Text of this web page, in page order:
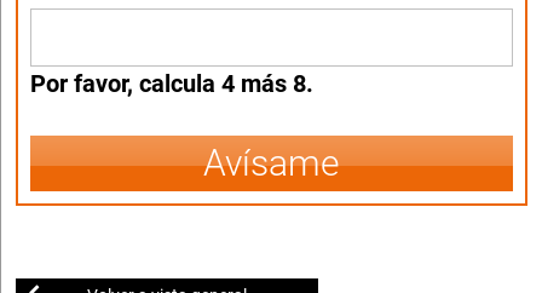
Por favor, calcula 4 más 8.
Avísame